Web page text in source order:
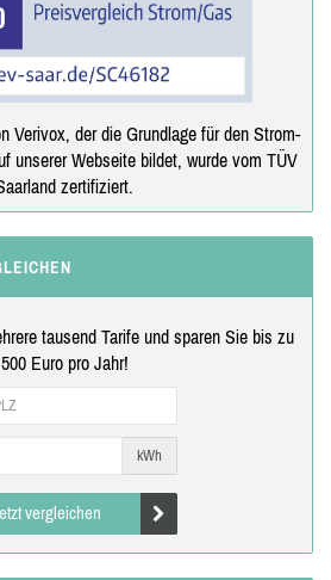
Verivox, der die Grundlage für den Strom-
unserer Webseite bildet, wurde vom TÜV
zertifiziert.
tausend Tarife und sparen Sie bis zu
500 Euro pro Jahr!
kWh
vergleichen